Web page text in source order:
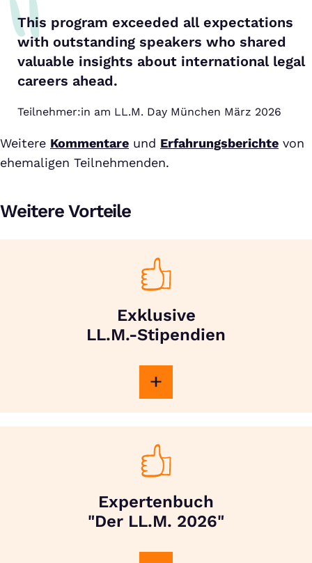
This program exceeded all expectations
with outstanding speakers who shared
valuable insights about international legal
careers ahead.
Teilnehmer:in am LL.M. Day München März 2026
Weitere Kommentare und Erfahrungsberichte von
ehemaligen Teilnehmenden.
Weitere Vorteile
Exklusive
LL.M.-Stipendien
Expertenbuch
"Der LL.M. 2026"